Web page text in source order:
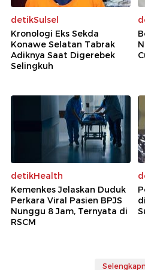
detikSulsel
Kronologi Eks Sekda
Konawe Selatan Tabrak
Adiknya Saat Digerebek
Selingkuh
detikHealth
Kemenkes Jelaskan Duduk
Perkara Viral Pasien BPJS
Nunggu 8 Jam, Ternyata di
RSCM